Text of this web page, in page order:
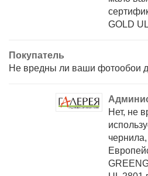
GOLD
Покупатель
Не вредны ли ваши фотообои
Нет, не